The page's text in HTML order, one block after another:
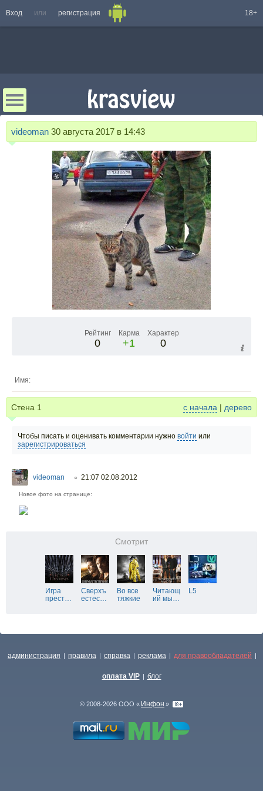
Вход или регистрация 18+
videoman 30 августа 2017 в 14:43
Рейтинг
0
Карма
+1
Характер
0
Имя:
Стена 1 с начала | дерево
Чтобы писать и оценивать комментарии нужно войти или
зарегистрироваться
videoman ○ 21:07 02.08.2012
Новое фото на странице:
Смотрит
Игра
прест…
Сверхъ
естес…
Во все
тяжкие
Читающ
ий мы…
L5
администрация | правила | справка | реклама | для правообладателей |
оплата VIP | блог
© 2008-2026 ООО « Инфон »